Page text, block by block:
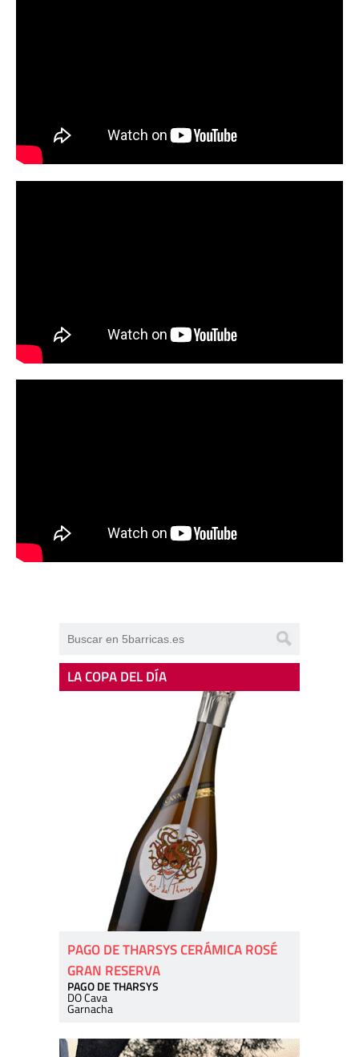
LA COPA DEL DÍA
PAGO DE THARSYS CERÁMICA ROSÉ
GRAN RESERVA
PAGO DE THARSYS
DO Cava
Garnacha